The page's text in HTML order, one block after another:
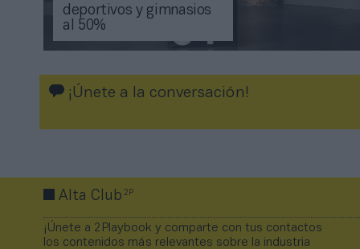
deportivos y gimnasios
al 50%
¡Únete a la conversación!
Alta Club2P
¡Únete a 2Playbook y comparte con tus contactos
los contenidos más relevantes sobre la industria